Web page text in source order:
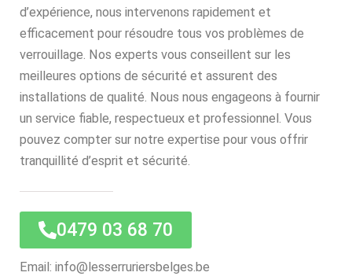
d’expérience, nous intervenons rapidement et
efficacement pour résoudre tous vos problèmes de
verrouillage. Nos experts vous conseillent sur les
meilleures options de sécurité et assurent des
installations de qualité. Nous nous engageons à fournir
un service fiable, respectueux et professionnel. Vous
pouvez compter sur notre expertise pour vous offrir
tranquillité d’esprit et sécurité.
0479 03 68 70
Email: info@lesserruriersbelges.be